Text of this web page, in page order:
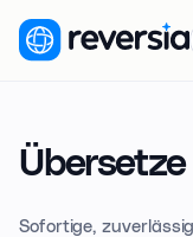
Sofortige,